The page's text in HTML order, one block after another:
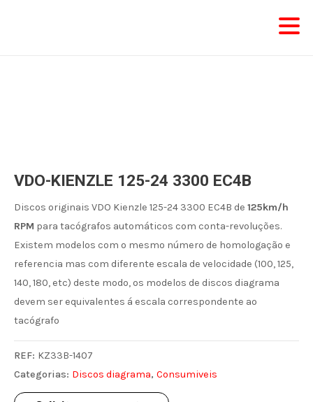
VDO-KIENZLE 125-24 3300 EC4B
Discos originais VDO Kienzle 125-24 3300 EC4B de 125km/h
RPM para tacógrafos automáticos com conta-revoluções.
Existem modelos com o mesmo número de homologação e
referencia mas com diferente escala de velocidade (100, 125,
140, 180, etc) deste modo, os modelos de discos diagrama
devem ser equivalentes á escala correspondente ao
tacógrafo
REF: KZ33B-1407
Categorias: Discos diagrama, Consumiveis